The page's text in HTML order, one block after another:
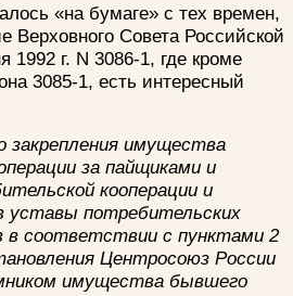
«на бумаге» с тех времен,
Верховного Совета Российской
г. N 3086-1, где кроме
3085-1, есть интересный
имущества
за пайщиками и
кооперации и
уставы потребительских
в соответствии с пунктами 2
Центросоюз России
имущества бывшего